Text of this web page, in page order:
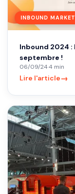
INBOUND
Inbound 2024 :
septembre !
06/09/24·4 min
Lire l'article→